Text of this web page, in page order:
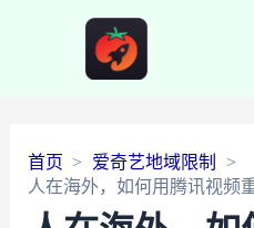
首页
爱奇艺地域限制
人在海外，如何用腾讯视频